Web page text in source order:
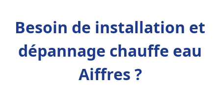
Besoin de installation et
dépannage chauffe eau
Aiffres ?